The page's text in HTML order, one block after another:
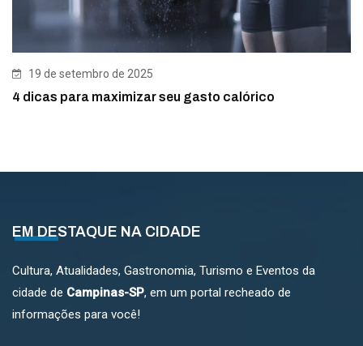
19 de setembro de 2025
4 dicas para maximizar seu gasto calórico
EM DESTAQUE NA CIDADE
Cultura, Atualidades, Gastronomia, Turismo e Eventos da
cidade de Campinas-SP, em um portal recheado de
informações para você!